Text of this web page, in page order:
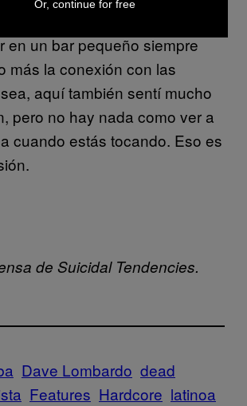
en un bar pequeño siempre
más la conexión con las
aquí también sentí mucho
pero no hay nada como ver a
cuando estás tocando. Eso es
de Suicidal Tendencies.
Dave Lombardo dead
Features Hardcore latinoa
Or, continue for free